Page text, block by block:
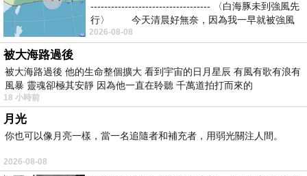
----------------------------------- 〈白海豚未到強風先
行〉 今天清晨好無奈，因為我一早就被強風
2026-08-08
被大海路過後
被大海路過後 他的生命整個擴大 看到宇宙的日月星辰 有風有歌有浪有
風暴 靈魂卻極其安靜 因為他一直在聆聽 千萬道拍打而來的
18 小時前
月光
你也可以像月亮一樣，當一名追隨者和補充者，用弱光關注人間。
2026-08-08